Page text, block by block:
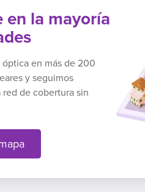
en la mayoría
óptica en más de 200
y seguimos
de cobertura sin